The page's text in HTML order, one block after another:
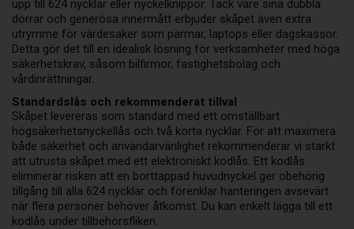
upp till 624 nycklar eller nyckelknippor. Tack vare sina dubbla
dörrar och generösa innermått erbjuder skåpet även extra
utrymme för värdesaker som pärmar, laptops eller dagskassor.
Detta gör det till en idealisk lösning för verksamheter med höga
säkerhetskrav, såsom bilfirmor, fastighetsbolag och
vårdinrättningar.
Standardslås och rekommenderat tillval
Skåpet levereras som standard med ett omställbart
högsäkerhetsnyckellås och två korta nycklar. För att maximera
både säkerhet och användarvänlighet rekommenderar vi starkt
att utrusta skåpet med ett elektroniskt kodlås. Ett kodlås
eliminerar risken att en borttappad huvudnyckel ger obehörig
tillgång till alla 624 nycklar och förenklar hanteringen avsevärt
när flera personer behöver åtkomst. Du kan enkelt lägga till ett
kodlås under tillbehörsfliken.